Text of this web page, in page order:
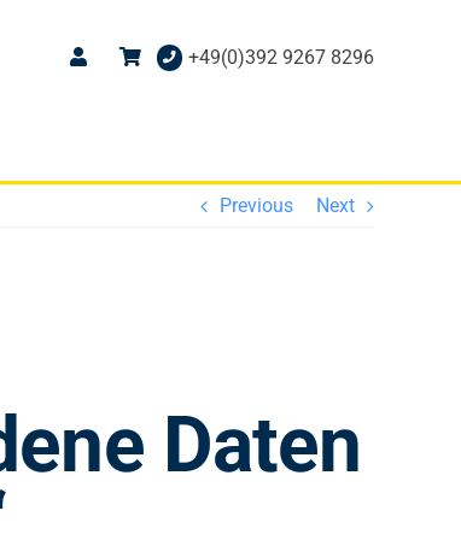
+49(0)392 9267 8296
Previous Next
Daten